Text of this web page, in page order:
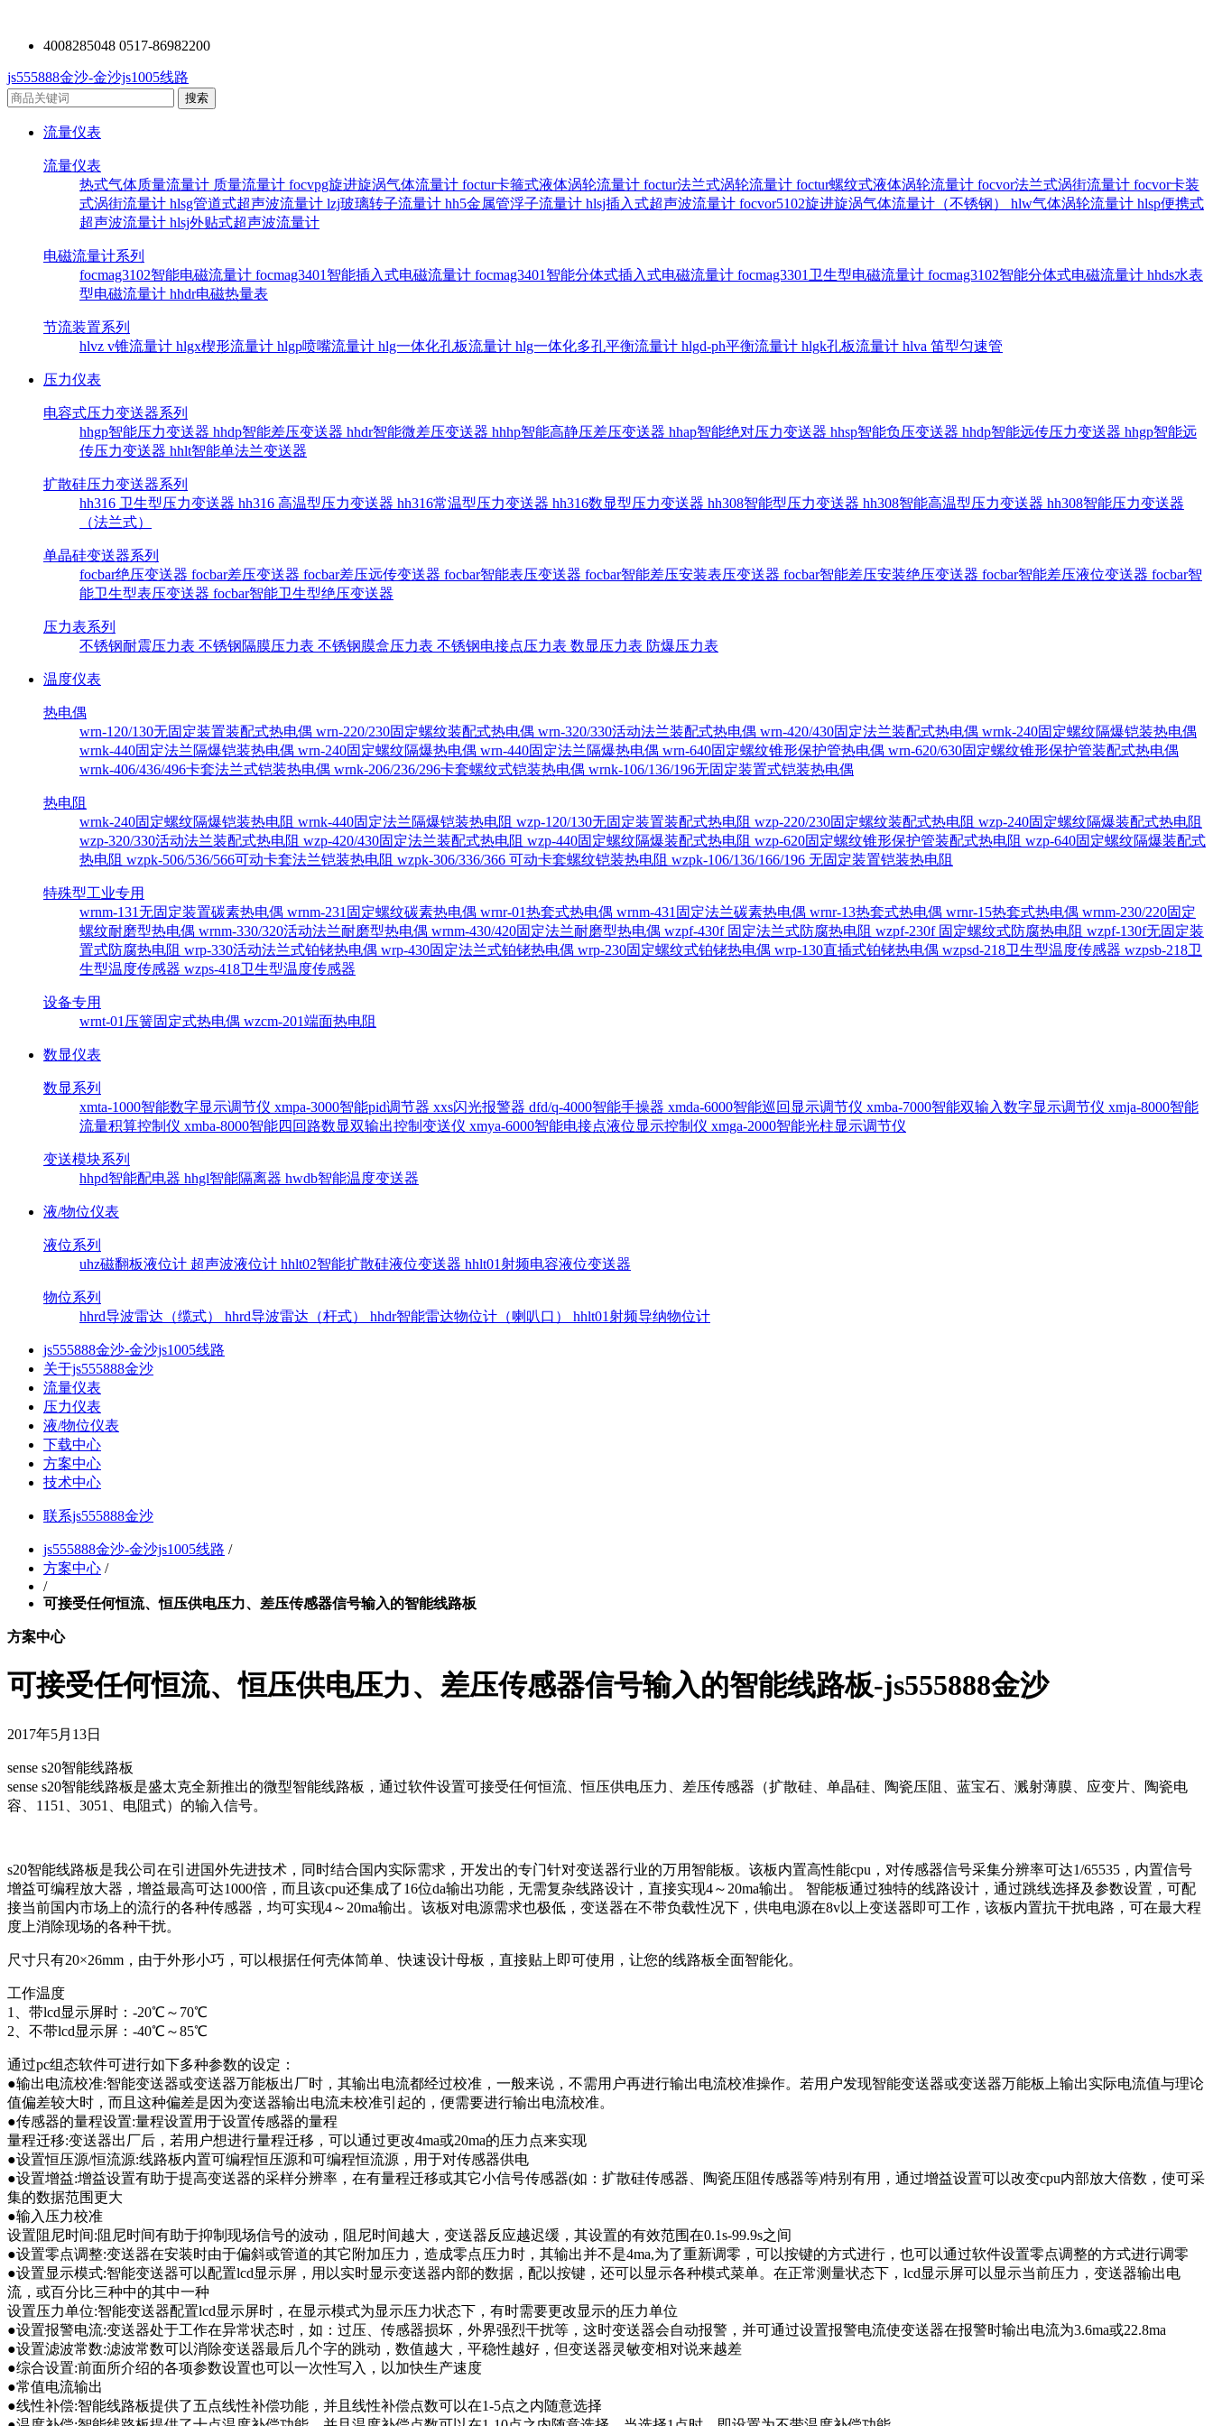
4008285048 0517-86982200
js555888金沙-金沙js1005线路
流量仪表
流量仪表
热式气体质量流量计 质量流量计 focvpg旋进旋涡气体流量计 foctur卡箍式液体涡轮流量计 foctur法兰式涡轮流量计 foctur螺纹式液体涡轮流量计 focvor法兰式涡街流量计 focvor卡装
式涡街流量计 hlsg管道式超声波流量计 lzj玻璃转子流量计 hh5金属管浮子流量计 hlsj插入式超声波流量计 focvor5102旋进旋涡气体流量计（不锈钢） hlw气体涡轮流量计 hlsp便携式
超声波流量计 hlsj外贴式超声波流量计
电磁流量计系列
focmag3102智能电磁流量计 focmag3401智能插入式电磁流量计 focmag3401智能分体式插入式电磁流量计 focmag3301卫生型电磁流量计 focmag3102智能分体式电磁流量计 hhds水表
型电磁流量计 hhdr电磁热量表
节流装置系列
hlvz v锥流量计 hlgx楔形流量计 hlgp喷嘴流量计 hlg一体化孔板流量计 hlg一体化多孔平衡流量计 hlgd-ph平衡流量计 hlgk孔板流量计 hlva 笛型匀速管
压力仪表
电容式压力变送器系列
hhgp智能压力变送器 hhdp智能差压变送器 hhdr智能微差压变送器 hhhp智能高静压差压变送器 hhap智能绝对压力变送器 hhsp智能负压变送器 hhdp智能远传压力变送器 hhgp智能远
传压力变送器 hhlt智能单法兰变送器
扩散硅压力变送器系列
hh316 卫生型压力变送器 hh316 高温型压力变送器 hh316常温型压力变送器 hh316数显型压力变送器 hh308智能型压力变送器 hh308智能高温型压力变送器 hh308智能压力变送器
（法兰式）
单晶硅变送器系列
focbar绝压变送器 focbar差压变送器 focbar差压远传变送器 focbar智能表压变送器 focbar智能差压安装表压变送器 focbar智能差压安装绝压变送器 focbar智能差压液位变送器 focbar智
能卫生型表压变送器 focbar智能卫生型绝压变送器
压力表系列
不锈钢耐震压力表 不锈钢隔膜压力表 不锈钢膜盒压力表 不锈钢电接点压力表 数显压力表 防爆压力表
温度仪表
热电偶
wrn-120/130无固定装置装配式热电偶 wrn-220/230固定螺纹装配式热电偶 wrn-320/330活动法兰装配式热电偶 wrn-420/430固定法兰装配式热电偶 wrnk-240固定螺纹隔爆铠装热电偶
wrnk-440固定法兰隔爆铠装热电偶 wrn-240固定螺纹隔爆热电偶 wrn-440固定法兰隔爆热电偶 wrn-640固定螺纹锥形保护管热电偶 wrn-620/630固定螺纹锥形保护管装配式热电偶
wrnk-406/436/496卡套法兰式铠装热电偶 wrnk-206/236/296卡套螺纹式铠装热电偶 wrnk-106/136/196无固定装置式铠装热电偶
热电阻
wrnk-240固定螺纹隔爆铠装热电阻 wrnk-440固定法兰隔爆铠装热电阻 wzp-120/130无固定装置装配式热电阻 wzp-220/230固定螺纹装配式热电阻 wzp-240固定螺纹隔爆装配式热电阻
wzp-320/330活动法兰装配式热电阻 wzp-420/430固定法兰装配式热电阻 wzp-440固定螺纹隔爆装配式热电阻 wzp-620固定螺纹锥形保护管装配式热电阻 wzp-640固定螺纹隔爆装配式
热电阻 wzpk-506/536/566可动卡套法兰铠装热电阻 wzpk-306/336/366 可动卡套螺纹铠装热电阻 wzpk-106/136/166/196 无固定装置铠装热电阻
特殊型工业专用
wrnm-131无固定装置碳素热电偶 wrnm-231固定螺纹碳素热电偶 wrnr-01热套式热电偶 wrnm-431固定法兰碳素热电偶 wrnr-13热套式热电偶 wrnr-15热套式热电偶 wrnm-230/220固定
螺纹耐磨型热电偶 wrnm-330/320活动法兰耐磨型热电偶 wrnm-430/420固定法兰耐磨型热电偶 wzpf-430f 固定法兰式防腐热电阻 wzpf-230f 固定螺纹式防腐热电阻 wzpf-130f无固定装
置式防腐热电阻 wrp-330活动法兰式铂铑热电偶 wrp-430固定法兰式铂铑热电偶 wrp-230固定螺纹式铂铑热电偶 wrp-130直插式铂铑热电偶 wzpsd-218卫生型温度传感器 wzpsb-218卫
生型温度传感器 wzps-418卫生型温度传感器
设备专用
wrnt-01压簧固定式热电偶 wzcm-201端面热电阻
数显仪表
数显系列
xmta-1000智能数字显示调节仪 xmpa-3000智能pid调节器 xxs闪光报警器 dfd/q-4000智能手操器 xmda-6000智能巡回显示调节仪 xmba-7000智能双输入数字显示调节仪 xmja-8000智能
流量积算控制仪 xmba-8000智能四回路数显双输出控制变送仪 xmya-6000智能电接点液位显示控制仪 xmga-2000智能光柱显示调节仪
变送模块系列
hhpd智能配电器 hhgl智能隔离器 hwdb智能温度变送器
液/物位仪表
液位系列
uhz磁翻板液位计 超声波液位计 hhlt02智能扩散硅液位变送器 hhlt01射频电容液位变送器
物位系列
hhrd导波雷达（缆式） hhrd导波雷达（杆式） hhdr智能雷达物位计（喇叭口） hhlt01射频导纳物位计
js555888金沙-金沙js1005线路
关于js555888金沙
流量仪表
压力仪表
液/物位仪表
下载中心
方案中心
技术中心
联系js555888金沙
js555888金沙-金沙js1005线路 /
方案中心 /
/
可接受任何恒流、恒压供电压力、差压传感器信号输入的智能线路板
方案中心
可接受任何恒流、恒压供电压力、差压传感器信号输入的智能线路板-js555888金沙
2017年5月13日
sense s20智能线路板
sense s20智能线路板是盛太克全新推出的微型智能线路板，通过软件设置可接受任何恒流、恒压供电压力、差压传感器（扩散硅、单晶硅、陶瓷压阻、蓝宝石、溅射薄膜、应变片、陶瓷电
容、1151、3051、电阻式）的输入信号。
s20智能线路板是我公司在引进国外先进技术，同时结合国内实际需求，开发出的专门针对变送器行业的万用智能板。该板内置高性能cpu，对传感器信号采集分辨率可达1/65535，内置信号
增益可编程放大器，增益最高可达1000倍，而且该cpu还集成了16位da输出功能，无需复杂线路设计，直接实现4～20ma输出。 智能板通过独特的线路设计，通过跳线选择及参数设置，可配
接当前国内市场上的流行的各种传感器，均可实现4～20ma输出。该板对电源需求也极低，变送器在不带负载性况下，供电电源在8v以上变送器即可工作，该板内置抗干扰电路，可在最大程
度上消除现场的各种干扰。
尺寸只有20×26mm，由于外形小巧，可以根据任何壳体简单、快速设计母板，直接贴上即可使用，让您的线路板全面智能化。
工作温度
1、带lcd显示屏时：-20℃～70℃
2、不带lcd显示屏：-40℃～85℃
通过pc组态软件可进行如下多种参数的设定：
●输出电流校准:智能变送器或变送器万能板出厂时，其输出电流都经过校准，一般来说，不需用户再进行输出电流校准操作。若用户发现智能变送器或变送器万能板上输出实际电流值与理论
值偏差较大时，而且这种偏差是因为变送器输出电流未校准引起的，便需要进行输出电流校准。
●传感器的量程设置:量程设置用于设置传感器的量程
量程迁移:变送器出厂后，若用户想进行量程迁移，可以通过更改4ma或20ma的压力点来实现
●设置恒压源/恒流源:线路板内置可编程恒压源和可编程恒流源，用于对传感器供电
●设置增益:增益设置有助于提高变送器的采样分辨率，在有量程迁移或其它小信号传感器(如：扩散硅传感器、陶瓷压阻传感器等)特别有用，通过增益设置可以改变cpu内部放大倍数，使可采
集的数据范围更大
●输入压力校准
设置阻尼时间:阻尼时间有助于抑制现场信号的波动，阻尼时间越大，变送器反应越迟缓，其设置的有效范围在0.1s-99.9s之间
●设置零点调整:变送器在安装时由于偏斜或管道的其它附加压力，造成零点压力时，其输出并不是4ma,为了重新调零，可以按键的方式进行，也可以通过软件设置零点调整的方式进行调零
●设置显示模式:智能变送器可以配置lcd显示屏，用以实时显示变送器内部的数据，配以按键，还可以显示各种模式菜单。在正常测量状态下，lcd显示屏可以显示当前压力，变送器输出电
流，或百分比三种中的其中一种
设置压力单位:智能变送器配置lcd显示屏时，在显示模式为显示压力状态下，有时需要更改显示的压力单位
●设置报警电流:变送器处于工作在异常状态时，如：过压、传感器损坏，外界强烈干扰等，这时变送器会自动报警，并可通过设置报警电流使变送器在报警时输出电流为3.6ma或22.8ma
●设置滤波常数:滤波常数可以消除变送器最后几个字的跳动，数值越大，平稳性越好，但变送器灵敏变相对说来越差
●综合设置:前面所介绍的各项参数设置也可以一次性写入，以加快生产速度
●常值电流输出
●线性补偿:智能线路板提供了五点线性补偿功能，并且线性补偿点数可以在1-5点之内随意选择